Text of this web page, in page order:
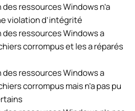
ressources Windows n’a
violation d’intégrité
ressources Windows a
corrompus et les a réparés
ressources Windows a
corrompus mais n’a pas pu